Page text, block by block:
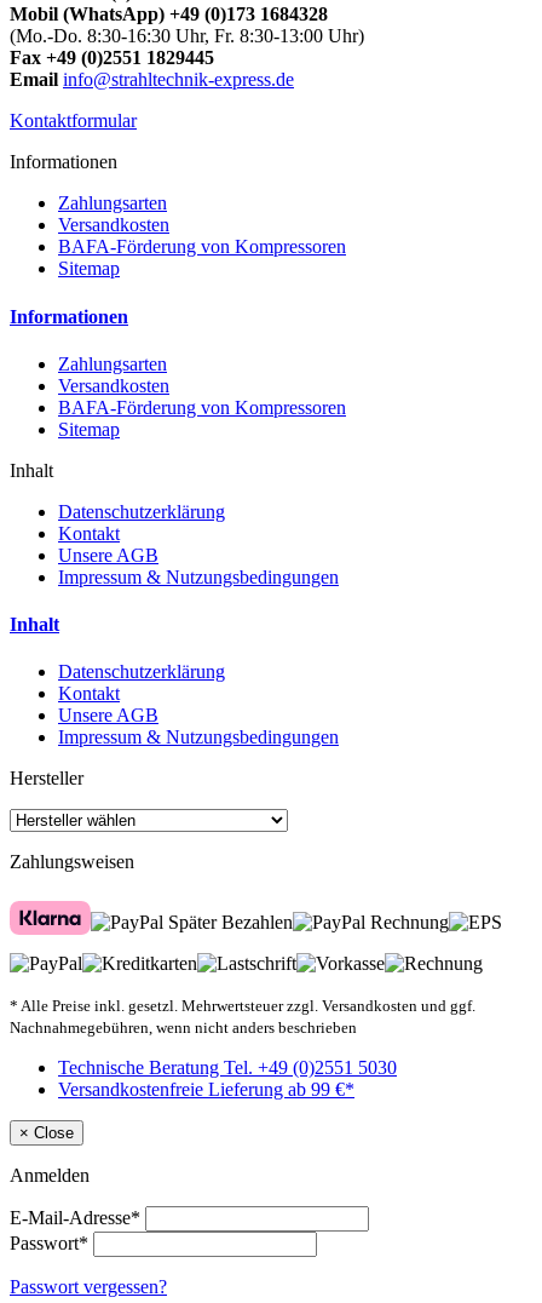
Mobil (WhatsApp) +49 (0)173 1684328
(Mo.-Do. 8:30-16:30 Uhr, Fr. 8:30-13:00 Uhr)
Fax +49 (0)2551 1829445
Email info@strahltechnik-express.de
Kontaktformular
Informationen
Zahlungsarten
Versandkosten
BAFA-Förderung von Kompressoren
Sitemap
Informationen
Zahlungsarten
Versandkosten
BAFA-Förderung von Kompressoren
Sitemap
Inhalt
Datenschutzerklärung
Kontakt
Unsere AGB
Impressum & Nutzungsbedingungen
Inhalt
Datenschutzerklärung
Kontakt
Unsere AGB
Impressum & Nutzungsbedingungen
Hersteller
Zahlungsweisen
* Alle Preise inkl. gesetzl. Mehrwertsteuer zzgl. Versandkosten und ggf.
Nachnahmegebühren, wenn nicht anders beschrieben
Technische Beratung Tel. +49 (0)2551 5030
Versandkostenfreie Lieferung ab 99 €*
× Close
Anmelden
E-Mail-Adresse*
Passwort*
Passwort vergessen?